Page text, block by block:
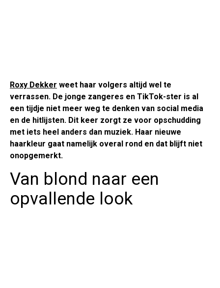
Roxy Dekker weet haar volgers altijd wel te
verrassen. De jonge zangeres en TikTok-ster is al
een tijdje niet meer weg te denken van social media
en de hitlijsten. Dit keer zorgt ze voor opschudding
met iets heel anders dan muziek. Haar nieuwe
haarkleur gaat namelijk overal rond en dat blijft niet
onopgemerkt.
Van blond naar een
opvallende look